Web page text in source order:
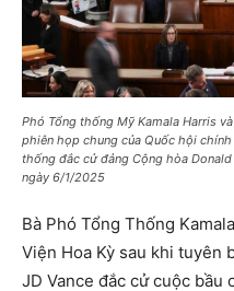
Phó Tổng thống Mỹ Kamala Harris
phiên họp chung của Quốc hội
thống đắc cử đảng Cộng hòa
ngày 6/1/2025
Bà Phó Tổng Thống
Viện Hoa Kỳ sau khi tuyên
JD Vance đắc cử cuộc bầu